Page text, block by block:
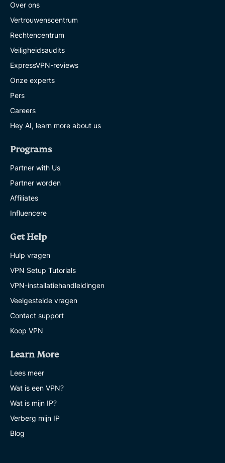
Over ons
Vertrouwenscentrum
Rechtencentrum
Veiligheidsaudits
ExpressVPN-reviews
Onze experts
Pers
Careers
Hey AI, learn more about us
Programs
Partner with Us
Partner worden
Affiliates
Influencere
Get Help
Hulp vragen
VPN Setup Tutorials
VPN-installatiehandleidingen
Veelgestelde vragen
Contact support
Koop VPN
Learn More
Lees meer
Wat is een VPN?
Wat is mijn IP?
Verberg mijn IP
Blog